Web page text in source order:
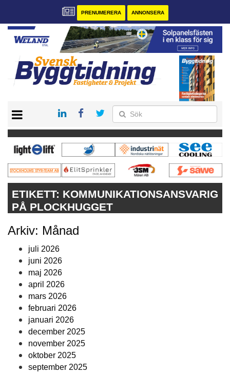
PRENUMERERA ANNONSERA
PRENUMERERA
VÅRA ANDRA MAGASIN
ANNONSERA
KONTAKT
ETIKETT: KOMMUNIKATIONSANSVARIG
PÅ PLOCKHUGGET
Arkiv: Månad
juli 2026
juni 2026
maj 2026
april 2026
mars 2026
februari 2026
januari 2026
december 2025
november 2025
oktober 2025
september 2025